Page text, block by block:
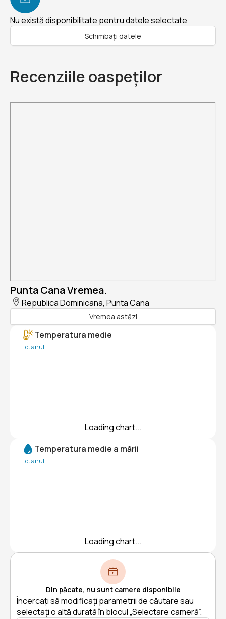
Nu există disponibilitate pentru datele selectate
Schimbați datele
Recenziile oaspeților
Punta Cana Vremea.
Republica Dominicana, Punta Cana
Vremea astăzi
Temperatura medie
Tot anul
Loading chart...
Temperatura medie a mării
Tot anul
Loading chart...
Din păcate, nu sunt camere disponibile
Încercați să modificați parametrii de căutare sau
selectați o altă durată în blocul „Selectare cameră”.